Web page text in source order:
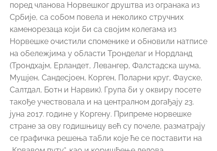
се графичка решења табли које ће се поставити на
„Крвавом путу“, као и коришћење делова
истраживања и докторског рада Микаел Стокеа о
српским интернирцима у Норвешкој. Ради се о
истом истраживању које су друштва пријатељства
наручила за припрему нове музејске поставке.
Такође договорен је и почетак радова на физичкој
обнови Норвешке куће, набавки опреме и
завршетка нове изложбе у музеју до јубилеја крајем
септембра 2017. године. Део ових послова ће